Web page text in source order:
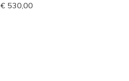
€ 530,00